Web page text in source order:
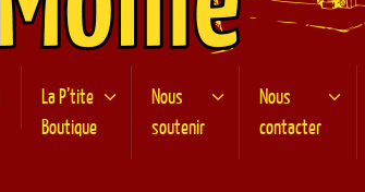
La P’tite
Boutique
Nous
soutenir
Nous
contacter